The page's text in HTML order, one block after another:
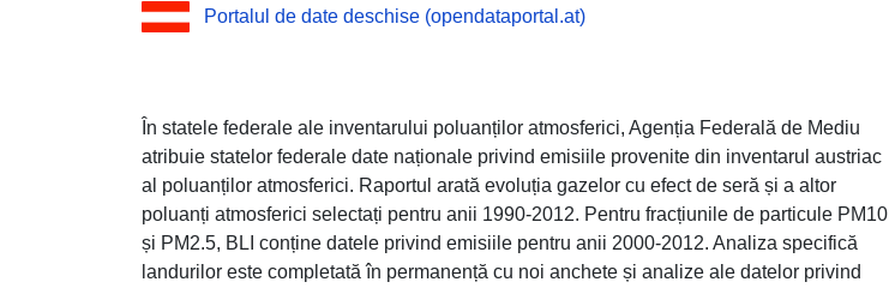
Portalul de date deschise (opendataportal.at)
În statele federale ale inventarului poluanților atmosferici, Agenția Federală de Mediu
atribuie statelor federale date naționale privind emisiile provenite din inventarul austriac
al poluanților atmosferici. Raportul arată evoluția gazelor cu efect de seră și a altor
poluanți atmosferici selectați pentru anii 1990-2012. Pentru fracțiunile de particule PM10
și PM2.5, BLI conține datele privind emisiile pentru anii 2000-2012. Analiza specifică
landurilor este completată în permanență cu noi anchete și analize ale datelor privind